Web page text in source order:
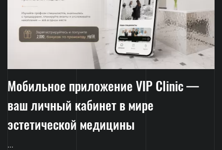
Мобильное приложение VIP Clinic —
ваш личный кабинет в мире
эстетической медицины
...